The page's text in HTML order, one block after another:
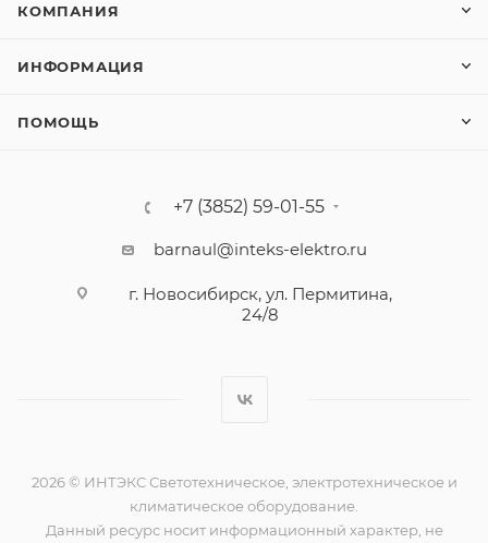
КОМПАНИЯ
ИНФОРМАЦИЯ
ПОМОЩЬ
+7 (3852) 59-01-55
barnaul@inteks-elektro.ru
г. Новосибирск, ул. Пермитина,
24/8
2026 © ИНТЭКС Светотехническое, электротехническое и
климатическое оборудование.
Данный ресурс носит информационный характер, не